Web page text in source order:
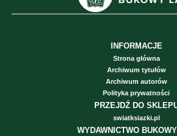
INFORMACJE
Strona główna
Archiwum tytułów
Archiwum autorów
Polityka prywatności
WYDAWNICTWO
PRZEJDŹ DO
swiatksiazki.pl